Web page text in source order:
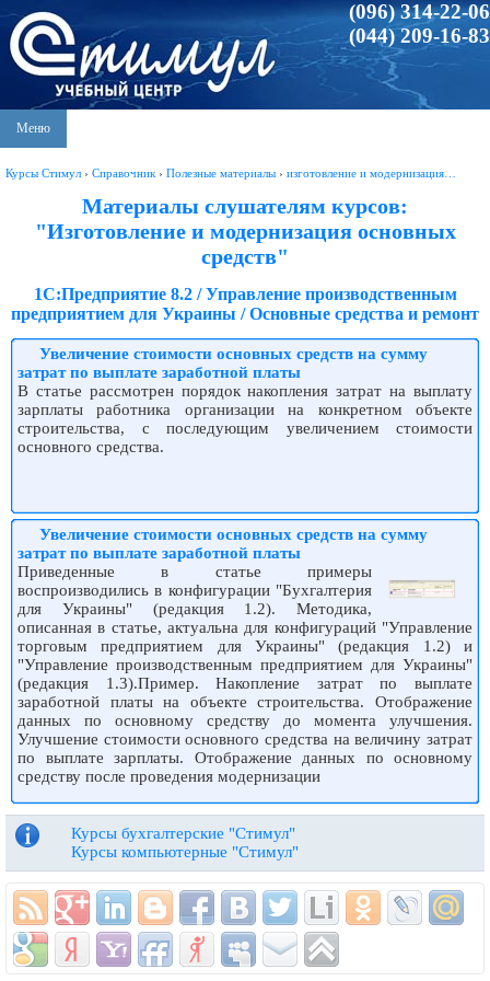
(096) 314-22-06
(044) 209-16-83
Меню
Курсы Стимул › Справочник › Полезные материалы › изготовление и модернизация…
Материалы слушателям курсов:
"Изготовление и модернизация основных
средств"
1С:Предприятие 8.2 / Управление производственным
предприятием для Украины / Основные средства и ремонт
Увеличение стоимости основных средств на сумму
затрат по выплате заработной платы
В статье рассмотрен порядок накопления затрат на выплату
зарплаты работника организации на конкретном объекте
строительства, с последующим увеличением стоимости
основного средства.
Увеличение стоимости основных средств на сумму
затрат по выплате заработной платы
Приведенные в статье примеры
воспроизводились в конфигурации "Бухгалтерия
для Украины" (редакция 1.2). Методика,
описанная в статье, актуальна для конфигураций "Управление
торговым предприятием для Украины" (редакция 1.2) и
"Управление производственным предприятием для Украины"
(редакция 1.3).Пример. Накопление затрат по выплате
заработной платы на объекте строительства. Отображение
данных по основному средству до момента улучшения.
Улучшение стоимости основного средства на величину затрат
по выплате зарплаты. Отображение данных по основному
средству после проведения модернизации
Курсы бухгалтерские "Стимул"
Курсы компьютерные "Стимул"